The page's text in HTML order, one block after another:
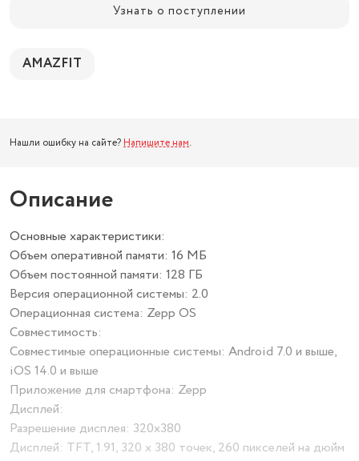
Узнать о поступлении
AMAZFIT
Нашли ошибку на сайте? Напишите нам.
Описание
Основные характеристики:
Объем оперативной памяти: 16 МБ
Объем постоянной памяти: 128 ГБ
Версия операционной системы: 2.0
Операционная система: Zepp OS
Совместимость:
Совместимые операционные системы: Android 7.0 и выше,
iOS 14.0 и выше
Приложение для смартфона: Zepp
Дисплей:
Разрешение дисплея: 320х380
Дисплей: TFT, 1.91, 320 х 380 точек, 260 пикселей на дюйм